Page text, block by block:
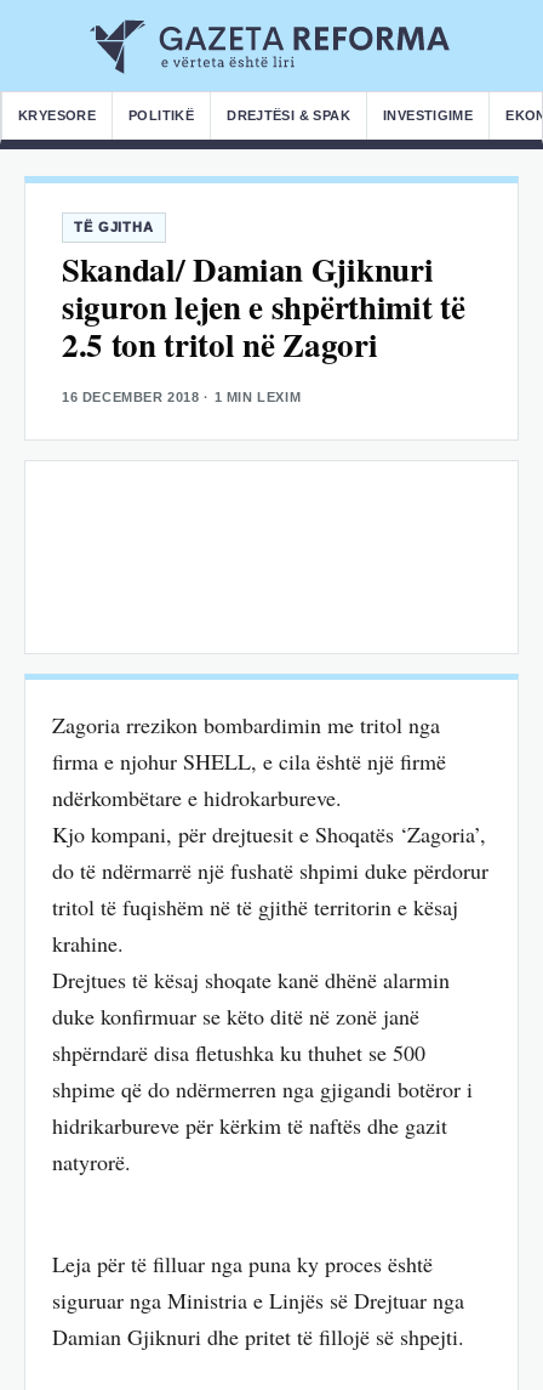
KRYESORE POLITIKË DREJTËSI & SPAK INVESTIGIME
TË GJITHA
Skandal/ Damian Gjiknuri
siguron lejen e shpërthimit të
2.5 ton tritol në Zagori
16 DECEMBER 2018 · 1 MIN LEXIM
Zagoria rrezikon bombardimin me tritol nga
firma e njohur SHELL, e cila është një firmë
ndërkombëtare e hidrokarbureve.
Kjo kompani, për drejtuesit e Shoqatës ‘Zagoria’,
do të ndërmarrë një fushatë shpimi duke përdorur
tritol të fuqishëm në të gjithë territorin e kësaj
krahine.
Drejtues të kësaj shoqate kanë dhënë alarmin
duke konfirmuar se këto ditë në zonë janë
shpërndarë disa fletushka ku thuhet se 500
shpime që do ndërmerren nga gjigandi botëror i
hidrikarbureve për kërkim të naftës dhe gazit
natyrorë.
Leja për të filluar nga puna ky proces është
siguruar nga Ministria e Linjës së Drejtuar nga
Damian Gjiknuri dhe pritet të fillojë së shpejti.